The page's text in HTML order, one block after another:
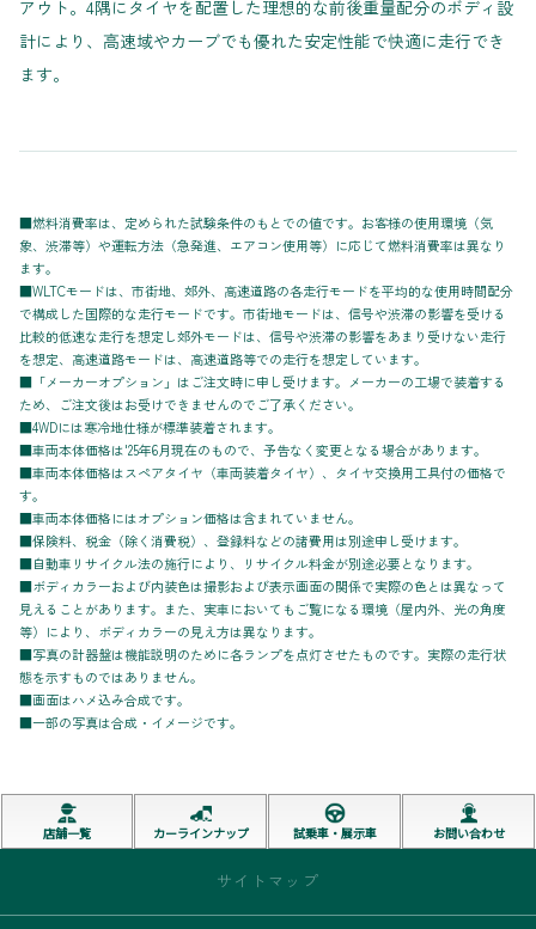
アウト。4隅にタイヤを配置した理想的な前後重量配分のボディ設
計により、高速域やカーブでも優れた安定性能で快適に走行でき
ます。
■燃料消費率は、定められた試験条件のもとでの値です。お客様の使用環境（気
象、渋滞等）や運転方法（急発進、エアコン使用等）に応じて燃料消費率は異なり
ます。
■WLTCモードは、市街地、郊外、高速道路の各走行モードを平均的な使用時間配分
で構成した国際的な走行モードです。市街地モードは、信号や渋滞の影響を受ける
比較的低速な走行を想定し郊外モードは、信号や渋滞の影響をあまり受けない走行
を想定、高速道路モードは、高速道路等での走行を想定しています。
■「メーカーオプション」はご注文時に申し受けます。メーカーの工場で装着する
ため、ご注文後はお受けできませんのでご了承ください。
■4WDには寒冷地仕様が標準装着されます。
■車両本体価格は'25年6月現在のもので、予告なく変更となる場合があります。
■車両本体価格はスペアタイヤ（車両装着タイヤ）、タイヤ交換用工具付の価格で
す。
■車両本体価格にはオプション価格は含まれていません。
■保険料、税金（除く消費税）、登録料などの諸費用は別途申し受けます。
■自動車リサイクル法の施行により、リサイクル料金が別途必要となります。
■ボディカラーおよび内装色は撮影および表示画面の関係で実際の色とは異なって
見えることがあります。また、実車においてもご覧になる環境（屋内外、光の角度
等）により、ボディカラーの見え方は異なります。
■写真の計器盤は機能説明のために各ランプを点灯させたものです。実際の走行状
態を示すものではありません。
■画面はハメ込み合成です。
■一部の写真は合成・イメージです。
店舗一覧 カーラインナップ 試乗車・展示車 お問い合わせ
サイトマップ